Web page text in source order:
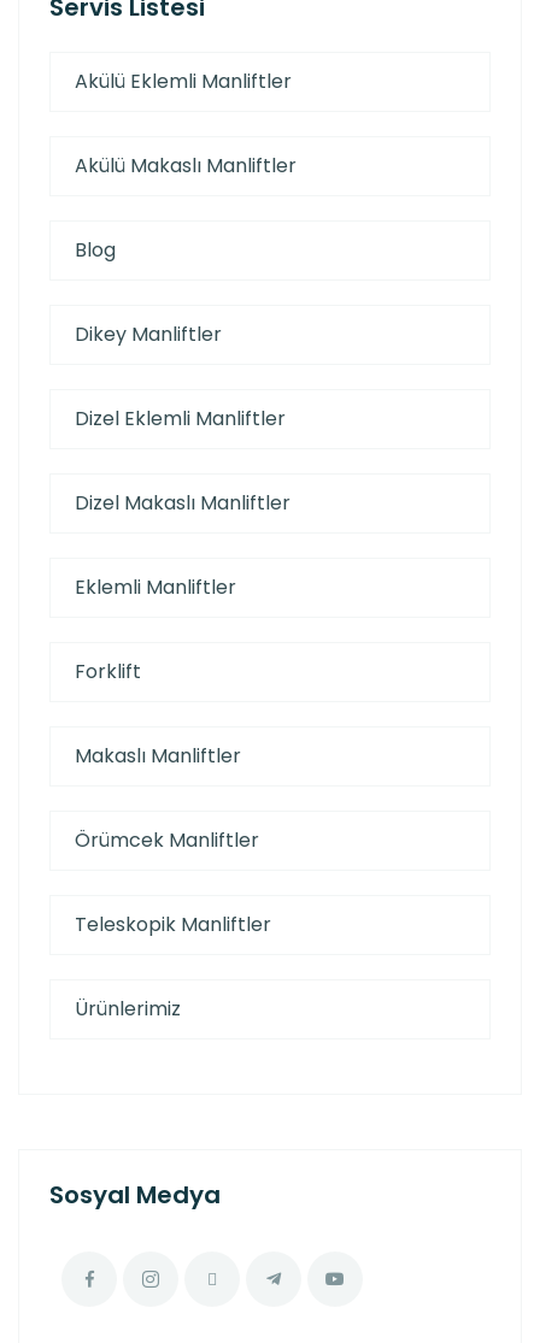
Servis Listesi
Akülü Eklemli Manliftler
Akülü Makaslı Manliftler
Blog
Dikey Manliftler
Dizel Eklemli Manliftler
Dizel Makaslı Manliftler
Eklemli Manliftler
Forklift
Makaslı Manliftler
Örümcek Manliftler
Teleskopik Manliftler
Ürünlerimiz
Sosyal Medya